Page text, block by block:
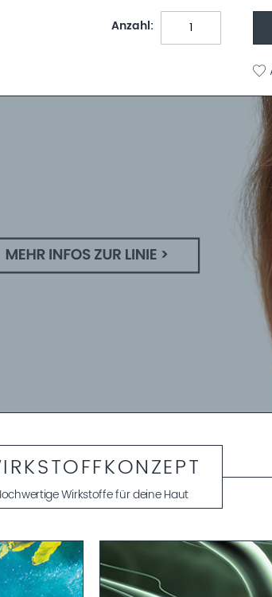
Anzahl
Wirkstoffe für deine Haut